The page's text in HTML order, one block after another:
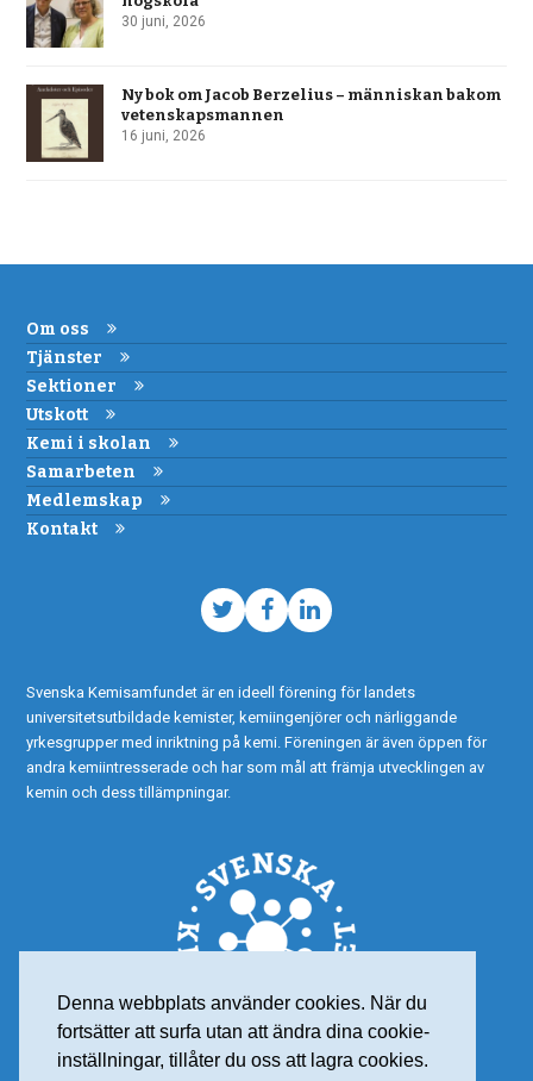
Denna webbplats använder cookies. När du
fortsätter att surfa utan att ändra dina cookie-
inställningar, tillåter du oss att lagra cookies.
30 juni, 2026
Ny bok om Jacob Berzelius – människan bakom
vetenskapsmannen
16 juni, 2026
Om oss
Tjänster
Sektioner
Utskott
Kemi i skolan
Samarbeten
Medlemskap
Kontakt
TwitterFacebook
LinkedIn
Svenska Kemisamfundet är en ideell förening för landets
universitetsutbildade kemister, kemiingenjörer och närliggande
yrkesgrupper med inriktning på kemi. Föreningen är även öppen för
andra kemiintresserade och har som mål att främja utvecklingen av
kemin och dess tillämpningar.